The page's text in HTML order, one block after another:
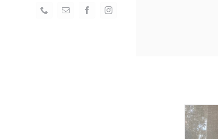
PhoneEmail FacebookInstagram